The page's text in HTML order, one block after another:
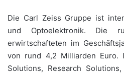
Die Carl Zeiss Gruppe ist
und Optoelektronik. Die
erwirtschafteten im
von rund 4,2 Milliarden Euro.
Solutions, Research